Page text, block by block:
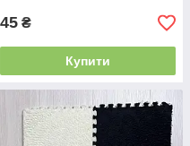
45 ₴
Купити